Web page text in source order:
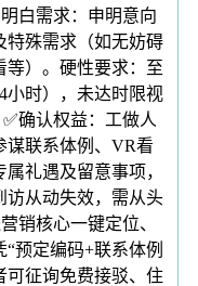
白需求：申明意向
特殊需求（如无妨碍
等）。硬性要求：至
小时），未达时限视
确认权益：工做人
谋联系体例、VR看
礼遇及留意事项，
访从动失效，需从头
销核心一键定位、
预定编码+联系体例
可征询免费接驳、住